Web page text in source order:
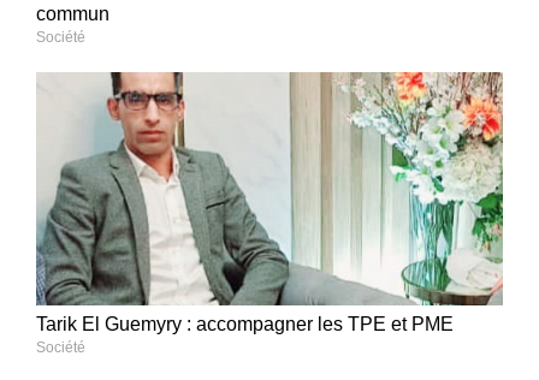
commun
Société
Tarik El Guemyry : accompagner les TPE et PME
Société